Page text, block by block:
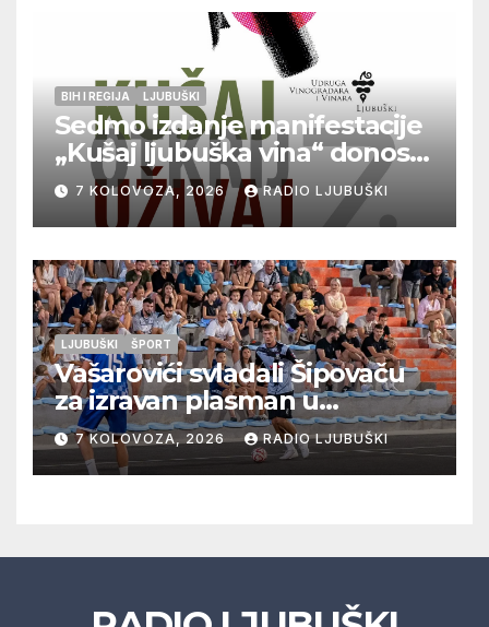
BIH I REGIJA LJUBUŠKI
Sedmo izdanje manifestacije
„Kušaj ljubuška vina“ donosi
vrhunska vina, gastronomiju i
glazbu
7 KOLOVOZA, 2026 RADIO LJUBUŠKI
LJUBUŠKI ŠPORT
Vašarovići svladali Šipovaču
za izravan plasman u
četvrtfinale, Grab izborio
prolazak dalje, Klobuk ispao,
večeras počinje četvrtfinale
7 KOLOVOZA, 2026 RADIO LJUBUŠKI